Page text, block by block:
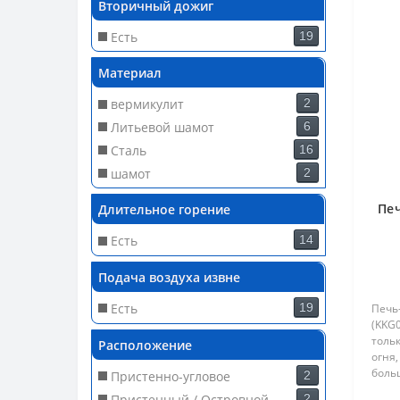
Вторичный дожиг
Есть
19
Материал
вермикулит
2
Литьевой шамот 6
Сталь 16
шамот 2
Длительное горение
Есть
14
Подача воздуха извне
Есть
19
Расположение
Пристенно-угловое
2